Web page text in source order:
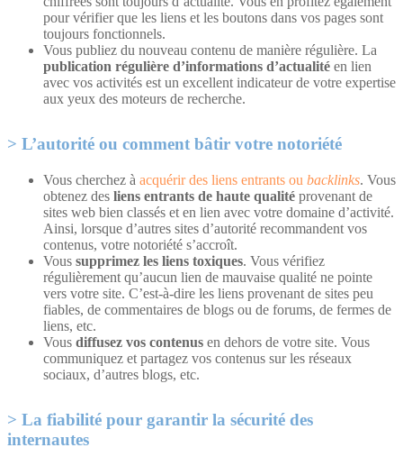
pour vérifier que les liens et les boutons dans vos pages sont
toujours fonctionnels.
Vous publiez du nouveau contenu de manière régulière. La
publication régulière d’informations d’actualité en lien
avec vos activités est un excellent indicateur de votre expertise
aux yeux des moteurs de recherche.
L’autorité ou comment bâtir votre notoriété
Vous cherchez à acquérir des liens entrants ou backlinks. Vous
obtenez des liens entrants de haute qualité provenant de
sites web bien classés et en lien avec votre domaine d’activité.
Ainsi, lorsque d’autres sites d’autorité recommandent vos
contenus, votre notoriété s’accroît.
Vous supprimez les liens toxiques. Vous vérifiez
régulièrement qu’aucun lien de mauvaise qualité ne pointe
vers votre site. C’est-à-dire les liens provenant de sites peu
fiables, de commentaires de blogs ou de forums, de fermes de
liens, etc.
Vous diffusez vos contenus en dehors de votre site. Vous
communiquez et partagez vos contenus sur les réseaux
sociaux, d’autres blogs, etc.
La fiabilité pour garantir la sécurité des
internautes